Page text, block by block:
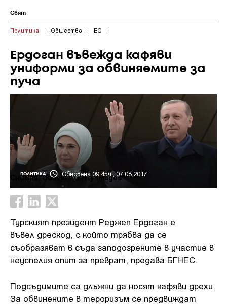
Свят
Политика | Общество | ЕС |
Ердоган въвежда кафяви
униформи за обвиняемите за
пуча
ПОЛИТИКА Обновена 09:45ч., 07.08.2017
Снимка: Guliver / Getty Images
Турският президент Реджеп Ердоган е
въвел дрескод, с който трябва да се
съобразяват в съда заподозрените в участие в
неуспелия опит за преврат, предава БГНЕС.
Подсъдимите са длъжни да носят кафяви дрехи.
За обвинените в тероризъм се предвиждат